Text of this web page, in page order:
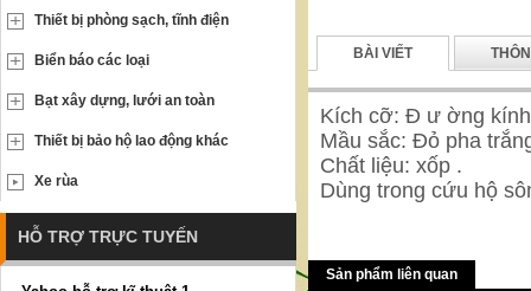
BÀI VIẾT
Kích cỡ: Đ ư ờng
Mầu sắc: Đỏ pha
Chất liệu: xốp .
Dùng trong cứu hộ
Sản phẩm liên quan
Thiết bị phòng sạch, tĩnh điện
Biển báo các loại
Bạt xây dựng, lưới an toàn
Thiết bị bảo hộ lao động khác
Xe rùa
HỖ TRỢ TRỰC TUYẾN